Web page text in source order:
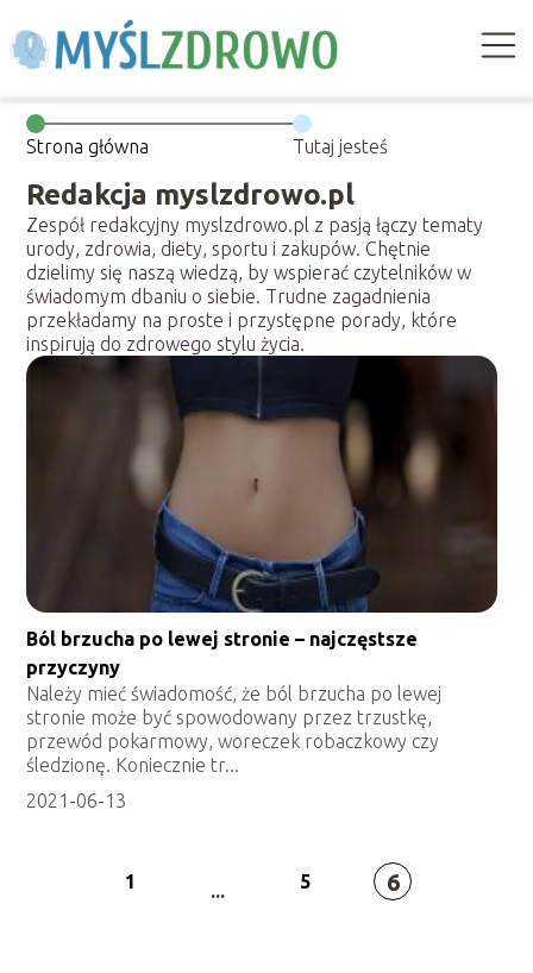
Strona główna Tutaj jesteś
Redakcja myslzdrowo.pl
Zespół redakcyjny myslzdrowo.pl z pasją łączy tematy
urody, zdrowia, diety, sportu i zakupów. Chętnie
dzielimy się naszą wiedzą, by wspierać czytelników w
świadomym dbaniu o siebie. Trudne zagadnienia
przekładamy na proste i przystępne porady, które
inspirują do zdrowego stylu życia.
Ból brzucha po lewej stronie – najczęstsze
przyczyny
Należy mieć świadomość, że ból brzucha po lewej
stronie może być spowodowany przez trzustkę,
przewód pokarmowy, woreczek robaczkowy czy
śledzionę. Koniecznie tr...
2021-06-13
1 ... 5 6